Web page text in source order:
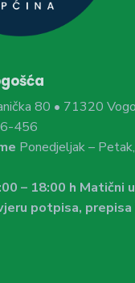
80 • 71320
456
Ponedjeljak –
– 18:00 h Matični
potpisa, prepisa